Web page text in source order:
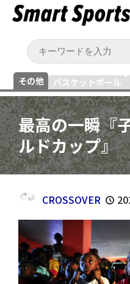
その他 バスケットボール
最高の一瞬『
ルドカップ』
CROSSOVER